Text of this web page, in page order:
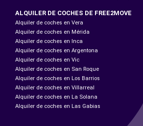
ALQUILER DE COCHES DE FREE2MOVE
Alquiler de coches en Vera
Alquiler de coches en Mérida
Alquiler de coches en Inca
Alquiler de coches en Argentona
Alquiler de coches en Vic
Alquiler de coches en San Roque
Alquiler de coches en Los Barrios
Alquiler de coches en Villarreal
Alquiler de coches en La Solana
Alquiler de coches en Las Gabias